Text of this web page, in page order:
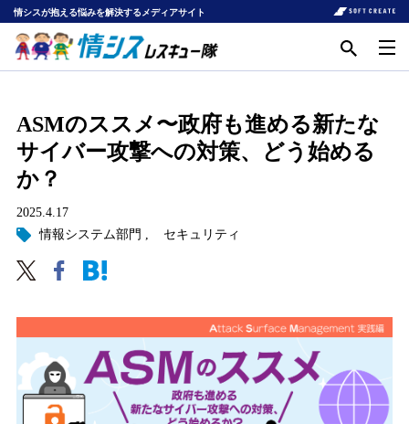
情シスが抱える悩みを解決するメディアサイト
ASMのススメ〜政府も進める新たな
サイバー攻撃への対策、どう始める
か？
2025.4.17
情報システム部門
セキュリティ